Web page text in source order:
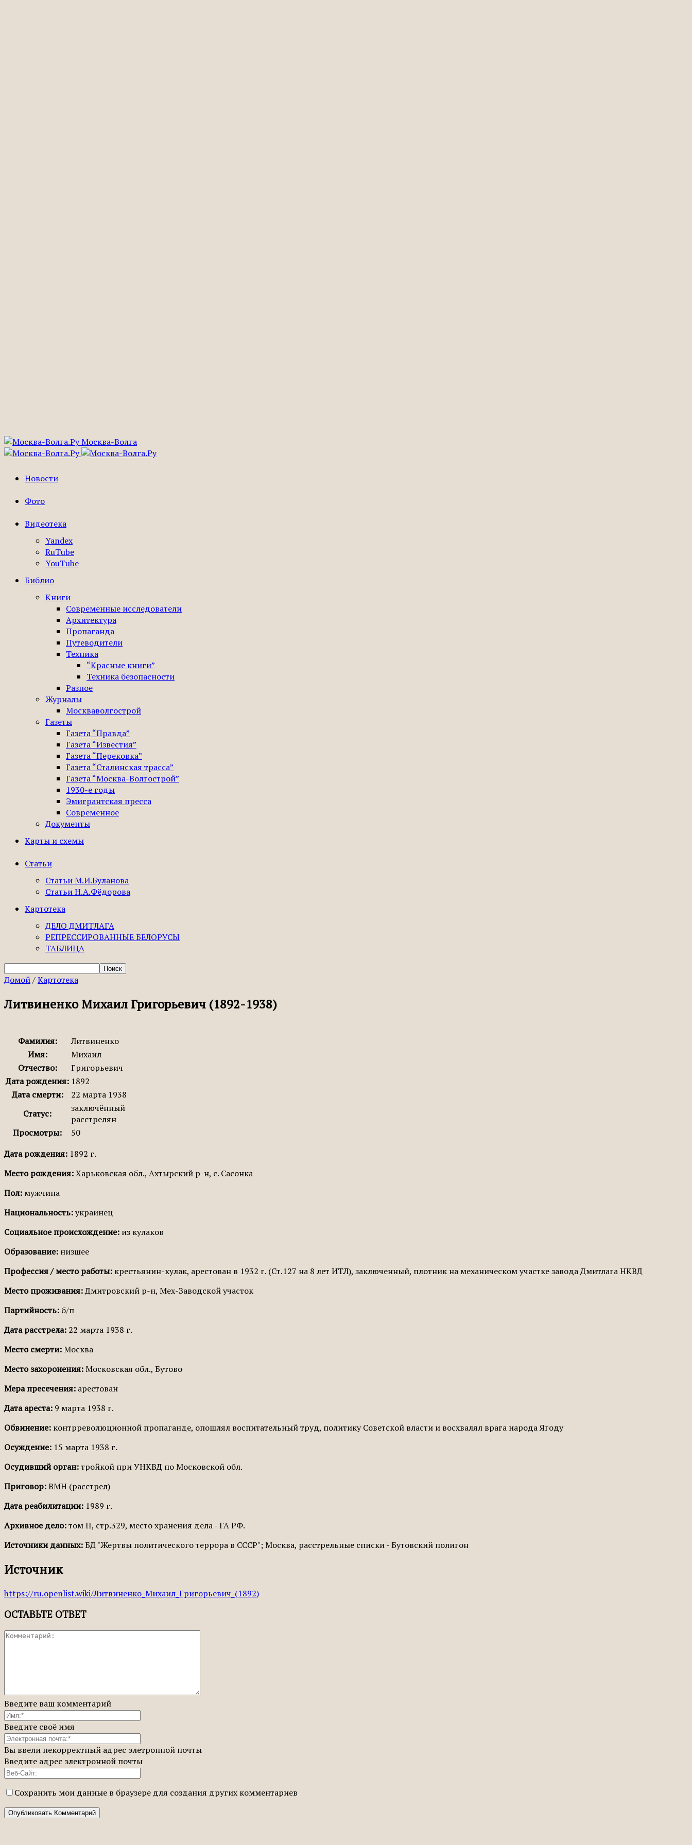
Москва-Волга
Новости
Фото
Видеотека
Yandex
RuTube
YouTube
Библио
Книги
Современные исследователи
Архитектура
Пропаганда
Путеводители
Техника
“Красные книги”
Техника безопасности
Разное
Журналы
Москваволгострой
Газеты
Газета “Правда”
Газета “Известия”
Газета “Перековка”
Газета “Сталинская трасса”
Газета “Москва-Волгострой”
1930-е годы
Эмигрантская пресса
Современное
Документы
Карты и схемы
Статьи
Статьи М.И.Буланова
Статьи Н.А.Фёдорова
Картотека
ДЕЛО ДМИТЛАГА
РЕПРЕССИРОВАННЫЕ БЕЛОРУСЫ
ТАБЛИЦА
Домой/Картотека
Литвиненко Михаил Григорьевич (1892-1938)
Фамилия:
Литвиненко
Имя:
Михаил
Отчество:
Григорьевич
Дата рождения: 1892
Дата смерти:
22 марта 1938
Статус:
заключённый
расстрелян
Просмотры:
50
Дата рождения: 1892 г.
Место рождения:Харьковская обл., Ахтырский р-н, с. Сасонка
Пол: мужчина
Национальность:украинец
Социальное происхождение: из кулаков
Образование: низшее
Профессия / место работы: крестьянин-кулак, арестован в 1932 г. (Ст.127 на 8 лет ИТЛ), заключенный, плотник на механическом участке завода Дмитлага НКВД
Место проживания:Дмитровский р-н, Мех-Заводской участок
Партийность: б/п
Дата расстрела: 22 марта 1938 г.
Место смерти:Москва
Место захоронения:Московская обл., Бутово
Мера пресечения: арестован
Дата ареста: 9 марта 1938 г.
Обвинение: контрреволюционной пропаганде, опошлял воспитательный труд, политику Советской власти и восхвалял врага народа Ягоду
Осуждение: 15 марта 1938 г.
Осудивший орган:тройкой при УНКВД по Московской обл.
Приговор:ВМН (расстрел)
Дата реабилитации: 1989 г.
Архивное дело:том II, стр.329, место хранения дела - ГА РФ.
Источники данных:БД "Жертвы политического террора в СССР"; Москва, расстрельные списки - Бутовский полигон
Источник
https://ru.openlist.wiki/Литвиненко_Михаил_Григорьевич_(1892)
ОСТАВЬТЕ ОТВЕТ
Введите ваш комментарий
Введите своё имя
Вы ввели некорректный адрес элетронной почты
Введите адрес электронной почты
Сохранить мои данные в браузере для создания других комментариев